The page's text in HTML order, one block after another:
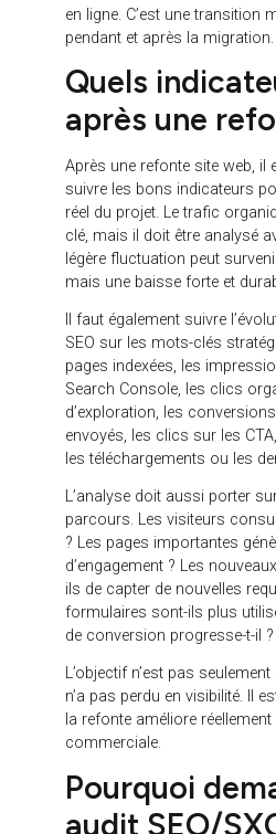
décisions. Faut-il
Faut-il fusionner deux
génère du trafic mais ne
renforcer les preuves ou
Cette vision est
uniquement esthétique.
pas automatiquement
performant est un site
recherches, les besoins,
des utilisateurs.
Que vérifier
mise en
site ?
Avant la mise en ligne,
indispensables. Le plan
et testé. Les balises SEO
Les pages stratégiques
structure cohérente. Les
doivent être intégrés
interne doit être vérifié.
fonctionner. Les CTA
tracking doit être
accessibles aux moteurs
Il faut aussi vérifier les
mobile, la sécurité
sitemap XML et les